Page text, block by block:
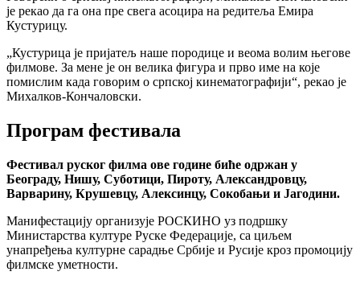
је рекао да га она пре свега асоцира на редитеља Емира
Кустурицу.
„Кустурица је пријатељ наше породице и веома волим његове
филмове. За мене је он велика фигура и прво име на које
помислим када говорим о српској кинематографији“, рекао је
Михалков-Кончаловски.
Програм фестивала
Фестивал руског филма ове године биће одржан у
Београду, Нишу, Суботици, Пироту, Александровцу,
Варварину, Крушевцу, Алексинцу, Сокобањи и Јагодини.
Манифестацију организује РОСКИНО уз подршку
Министарства културе Руске Федерације, са циљем
унапређења културне сарадње Србије и Русије кроз промоцију
филмске уметности.